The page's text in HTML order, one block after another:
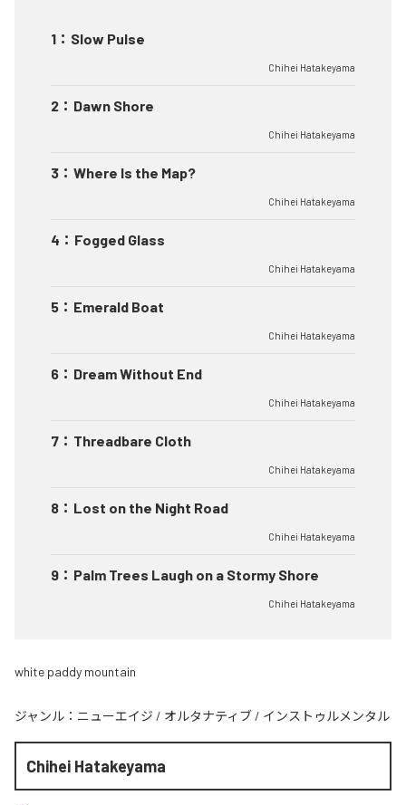
1 ： Slow Pulse
Chihei Hatakeyama
2 ： Dawn Shore
Chihei Hatakeyama
3 ： Where Is the Map?
Chihei Hatakeyama
4 ： Fogged Glass
Chihei Hatakeyama
5 ： Emerald Boat
Chihei Hatakeyama
6 ： Dream Without End
Chihei Hatakeyama
7 ： Threadbare Cloth
Chihei Hatakeyama
8 ： Lost on the Night Road
Chihei Hatakeyama
9 ： Palm Trees Laugh on a Stormy Shore
Chihei Hatakeyama
white paddy mountain
ジャンル： ニューエイジ / オルタナティブ / インストゥルメンタル
Chihei Hatakeyama